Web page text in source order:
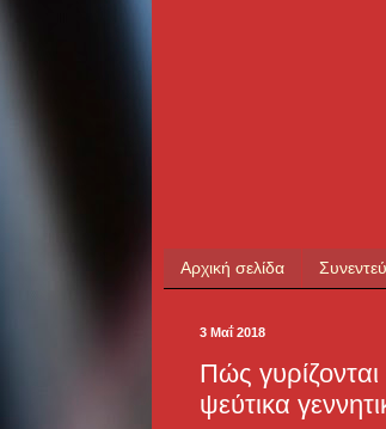
Αρχική σελίδα
3 Μαΐ 2018
Πώς γυρίζονται
ψεύτικα